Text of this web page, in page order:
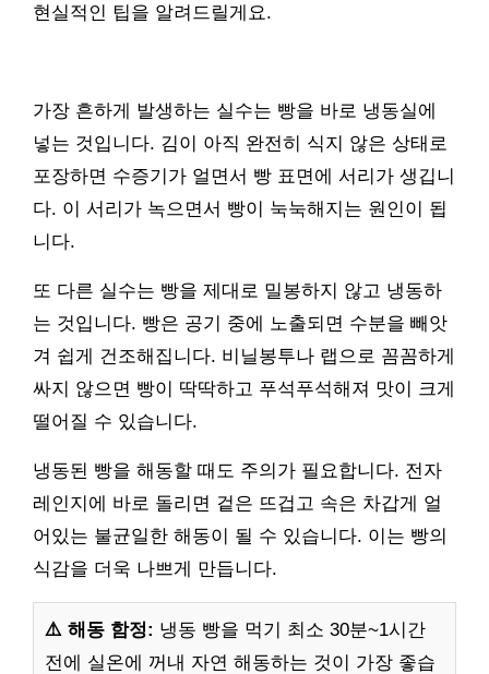
현실적인 팁을 알려드릴게요.
가장 흔하게 발생하는 실수는 빵을 바로 냉동실에
넣는 것입니다. 김이 아직 완전히 식지 않은 상태로
포장하면 수증기가 얼면서 빵 표면에 서리가 생깁니
다. 이 서리가 녹으면서 빵이 눅눅해지는 원인이 됩
니다.
또 다른 실수는 빵을 제대로 밀봉하지 않고 냉동하
는 것입니다. 빵은 공기 중에 노출되면 수분을 빼앗
겨 쉽게 건조해집니다. 비닐봉투나 랩으로 꼼꼼하게
싸지 않으면 빵이 딱딱하고 푸석푸석해져 맛이 크게
떨어질 수 있습니다.
냉동된 빵을 해동할 때도 주의가 필요합니다. 전자
레인지에 바로 돌리면 겉은 뜨겁고 속은 차갑게 얼
어있는 불균일한 해동이 될 수 있습니다. 이는 빵의
식감을 더욱 나쁘게 만듭니다.
⚠️ 해동 함정: 냉동 빵을 먹기 최소 30분~1시간
전에 실온에 꺼내 자연 해동하는 것이 가장 좋습